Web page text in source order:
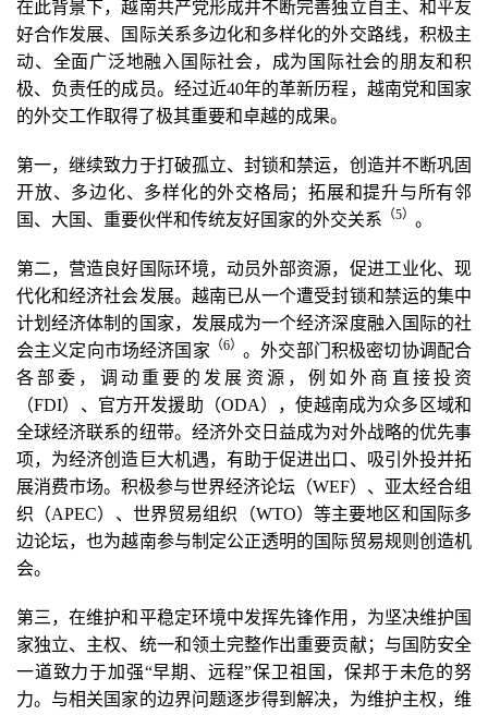
在此背景下，越南共产党形成并不断完善独立自主、和平友
好合作发展、国际关系多边化和多样化的外交路线，积极主
动、全面广泛地融入国际社会，成为国际社会的朋友和积
极、负责任的成员。经过近40年的革新历程，越南党和国家
的外交工作取得了极其重要和卓越的成果。
第一，继续致力于打破孤立、封锁和禁运，创造并不断巩固
开放、多边化、多样化的外交格局；拓展和提升与所有邻
国、大国、重要伙伴和传统友好国家的外交关系 （5） 。
第二，营造良好国际环境，动员外部资源，促进工业化、现
代化和经济社会发展。越南已从一个遭受封锁和禁运的集中
计划经济体制的国家，发展成为一个经济深度融入国际的社
会主义定向市场经济国家 （6） 。外交部门积极密切协调配合
各部委，调动重要的发展资源，例如外商直接投资
（FDI）、官方开发援助（ODA），使越南成为众多区域和
全球经济联系的纽带。经济外交日益成为对外战略的优先事
项，为经济创造巨大机遇，有助于促进出口、吸引外投并拓
展消费市场。积极参与世界经济论坛（WEF）、亚太经合组
织（APEC）、世界贸易组织（WTO）等主要地区和国际多
边论坛，也为越南参与制定公正透明的国际贸易规则创造机
会。
第三，在维护和平稳定环境中发挥先锋作用，为坚决维护国
家独立、主权、统一和领土完整作出重要贡献；与国防安全
一道致力于加强“早期、远程”保卫祖国，保邦于未危的努
力。与相关国家的边界问题逐步得到解决，为维护主权，维